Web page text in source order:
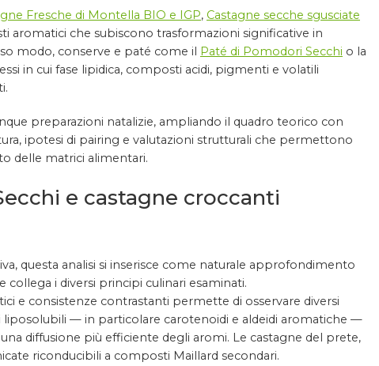
Fresche di Montella BIO e IGP, Castagne secche sgusciate
che subiscono trasformazioni significative in
modo, conserve e paté come il Paté di Pomodori Secchi o la
in cui fase lipidica, composti acidi, pigmenti e volatili
preparazioni natalizie, ampliando il quadro teorico con
ipotesi di pairing e valutazioni strutturali che permettono
delle matrici alimentari.
e castagne croccanti
questa analisi si inserisce come naturale approfondimento
i diversi principi culinari esaminati.
e consistenze contrastanti permette di osservare diversi
— in particolare carotenoidi e aldeidi aromatiche —
diffusione più efficiente degli aromi. Le castagne del prete,
riconducibili a composti Maillard secondari.